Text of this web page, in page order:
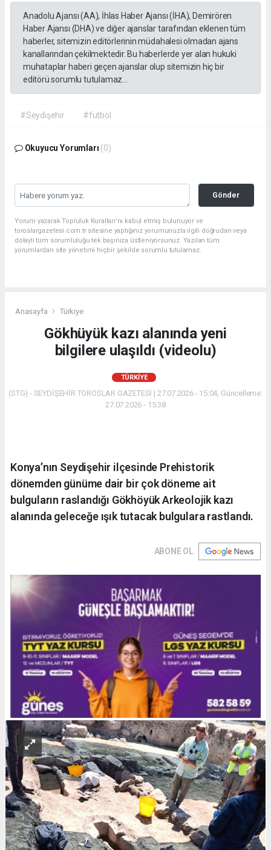
Anadolu Ajansı (AA), İhlas Haber Ajansı (İHA), Demirören
Haber Ajansı (DHA) ve diğer ajanslar tarafından eklenen tüm
haberler, sitemizin editörlerinin müdahalesi olmadan ajans
kanallarından çekilmektedir. Bu haberlerde yer alan hukuki
muhataplar haberi geçen ajanslar olup sitemizin hiç bir
editörü sorumlu tutulamaz...
#Seydişehir #futbol
Okuyucu Yorumları (0)
Gönder
Yorum yazarak Topluluk Kuralları’nı kabul etmiş bulunuyor ve
toroslargazetesi.com.tr sitesine yaptığınız yorumunuzla ilgili doğrudan veya
dolaylı tüm sorumluluğu tek başınıza üstleniyorsunuz. Yazılan tüm
yorumlardan site yönetimi hiçbir şekilde sorumlu tutulamaz.
Anasayfa Türkiye
Gökhüyük kazı alanında yeni
bilgilere ulaşıldı (videolu)
TÜRKIYE
(STG) - SEYDİŞEHİR TOROSLAR GAZETESİ | 27.07.2026 - 15:04, Güncelleme:
27.07.2026 - 15:38
Konya’nın Seydişehir ilçesinde Prehistorik
dönemden günüme dair bir çok döneme ait
bulguların raslandığı Gökhöyük Arkeolojik kazı
alanında geleceğe ışık tutacak bulgulara rastlandı.
ABONE OL